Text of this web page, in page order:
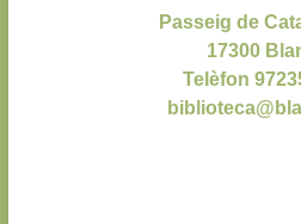
Passeig de
17300
Telèfon